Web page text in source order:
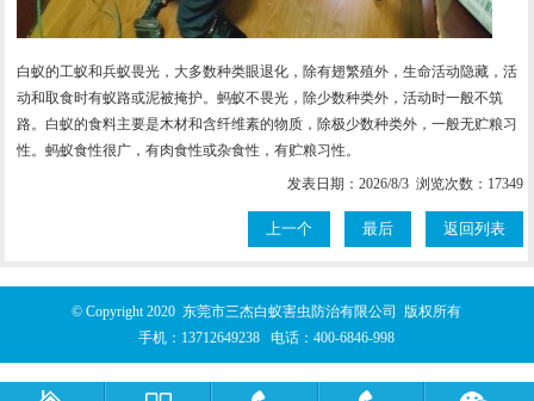
白蚁的工蚁和兵蚁畏光，大多数种类眼退化，除有翅繁殖外，生命活动隐藏，活
动和取食时有蚁路或泥被掩护。蚂蚁不畏光，除少数种类外，活动时一般不筑
路。白蚁的食料主要是木材和含纤维素的物质，除极少数种类外，一般无贮粮习
性。蚂蚁食性很广，有肉食性或杂食性，有贮粮习性。
发表日期：2026/8/3 浏览次数：17349
上一个 最后 返回列表
© Copyright 2020 东莞市三杰白蚁害虫防治有限公司 版权所有
手机： 13712649238 电话：400-6846-998